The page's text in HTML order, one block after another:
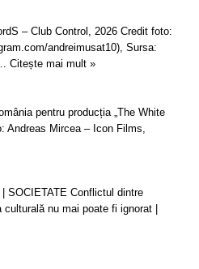
– Club Control, 2026 Credit foto:
andreimusat10), Sursa:
Citește mai mult »
pentru producția „The White
Andreas Mircea – Icon Films,
SOCIETATE Conflictul dintre
nu mai poate fi ignorat |